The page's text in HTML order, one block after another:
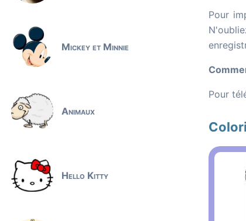
Mickey et Minnie
Animaux
Hello Kitty
Pour
Pour